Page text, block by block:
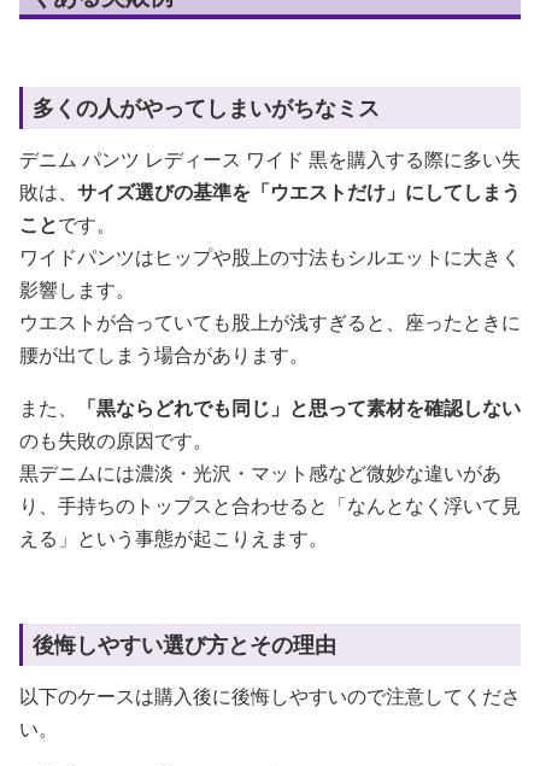
多くの人がやってしまいがちなミス
デニム パンツ レディース ワイド 黒を購入する際に多い失
敗は、 サイズ選びの基準を「ウエストだけ」にしてしまう
ことです。
ワイドパンツはヒップや股上の寸法もシルエットに大きく
影響します。
ウエストが合っていても股上が浅すぎると、座ったときに
腰が出てしまう場合があります。
また、
「黒ならどれでも同じ」と思って素材を確認しない
のも失敗の原因です。
黒デニムには濃淡・光沢・マット感など微妙な違いがあ
り、手持ちのトップスと合わせると「なんとなく浮いて見
える」という事態が起こりえます。
後悔しやすい選び方とその理由
以下のケースは購入後に後悔しやすいので注意してくださ
い。